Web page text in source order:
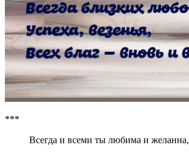
***
Всегда и всеми ты любима и желанна,